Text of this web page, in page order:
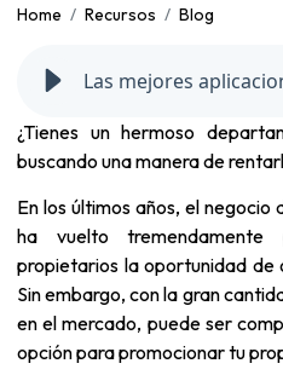
Home Recursos Blog
¿Tienes un hermoso
buscando una manera de
En los últimos años, el negocio
ha vuelto
propietarios la oportunidad de
Sin embargo, con la gran
en el mercado, puede ser
opción para promocionar tu